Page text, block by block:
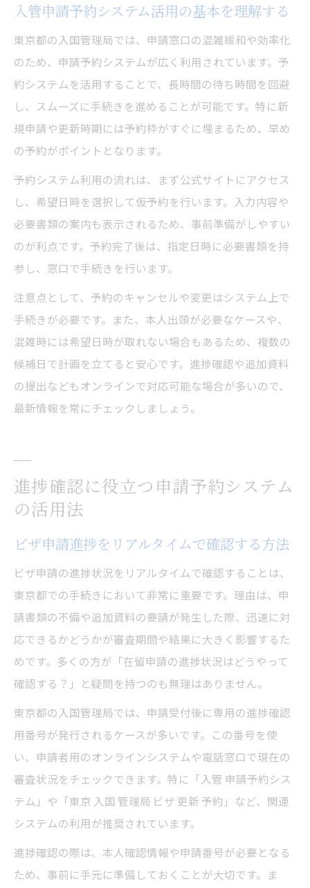
入管申請予約システム活用の基本を理解する
東京都の入国管理局では、申請窓口の混雑緩和や効率化
のため、申請予約システムが広く利用されています。予
約システムを活用することで、長時間の待ち時間を回避
し、スムーズに手続きを進めることが可能です。特に新
規申請や更新時期には予約枠がすぐに埋まるため、早め
の予約がポイントとなります。
予約システム利用の流れは、まず公式サイトにアクセス
し、希望日時を選択して仮予約を行います。入力内容や
必要書類の案内も表示されるため、事前準備がしやすい
のが利点です。予約完了後は、指定日時に必要書類を持
参し、窓口で手続きを行います。
注意点として、予約のキャンセルや変更はシステム上で
手続きが必要です。また、本人出頭が必要なケースや、
混雑時には希望日時が取れない場合もあるため、複数の
候補日で計画を立てると安心です。進捗確認や追加資料
の提出などもオンラインで対応可能な場合が多いので、
最新情報を常にチェックしましょう。
進捗確認に役立つ申請予約システム
の活用法
ビザ申請進捗をリアルタイムで確認する方法
ビザ申請の進捗状況をリアルタイムで確認することは、
東京都での手続きにおいて非常に重要です。理由は、申
請書類の不備や追加資料の要請が発生した際、迅速に対
応できるかどうかが審査期間や結果に大きく影響するた
めです。多くの方が「在留申請の進捗状況はどうやって
確認する？」と疑問を持つのも無理はありません。
東京都の入国管理局では、申請受付後に専用の進捗確認
用番号が発行されるケースが多いです。この番号を使
い、申請者用のオンラインシステムや電話窓口で現在の
審査状況をチェックできます。特に「入管 申請予約シス
テム」や「東京 入国 管理局 ビザ 更新 予約」など、関連
システムの利用が推奨されています。
進捗確認の際は、本人確認情報や申請番号が必要となる
ため、事前に手元に準備しておくことが大切です。ま